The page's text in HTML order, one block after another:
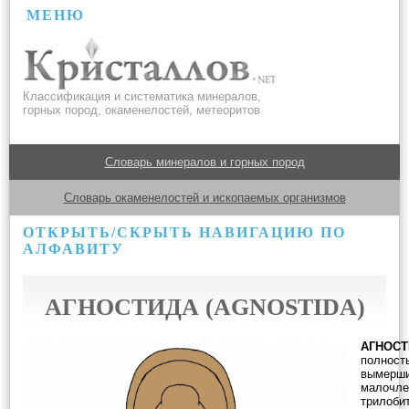
МЕНЮ
Классификация и систематика минералов,
горных пород, окаменелостей, метеоритов
Словарь минералов и горных пород
Словарь окаменелостей и ископаемых организмов
ОТКРЫТЬ/СКРЫТЬ НАВИГАЦИЮ ПО
АЛФАВИТУ
АГНОСТИДА (AGNOSTIDA)